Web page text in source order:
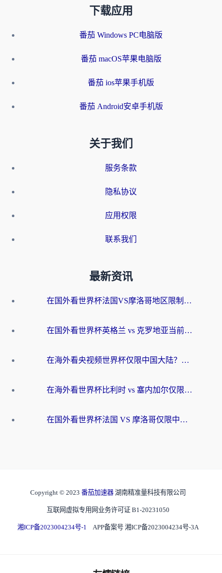
下载应用
番茄 Windows PC电脑版
番茄 macOS苹果电脑版
番茄 ios苹果手机版
番茄 Android安卓手机版
关于我们
服务条款
隐私协议
应用权限
联系我们
最新资讯
在国外看世界杯法国VS摩洛哥地区限制？这篇指南让你流畅看中文解说无压力
在国外看世界杯英格兰 vs 克罗地亚当前地区不可播放？这篇指南帮你搞定所有海外观赛难题
在海外看央视频世界杯仅限中国大陆？这篇指南帮你解锁中文解说+无卡顿直播
在海外看世界杯比利时 vs 塞内加尔仅限中国大陆？我找到了最流畅的中文解说之路
在国外看世界杯法国 VS 摩洛哥仅限中国大陆？海外党这样看中文解说赛事不卡顿
Copyright © 2023 番茄加速器 湖南精准量科技有限公司
互联网虚拟专用网业务许可证 B1-20231050
湘ICP备2023004234号-1 APP备案号 湘ICP备2023004234号-3A